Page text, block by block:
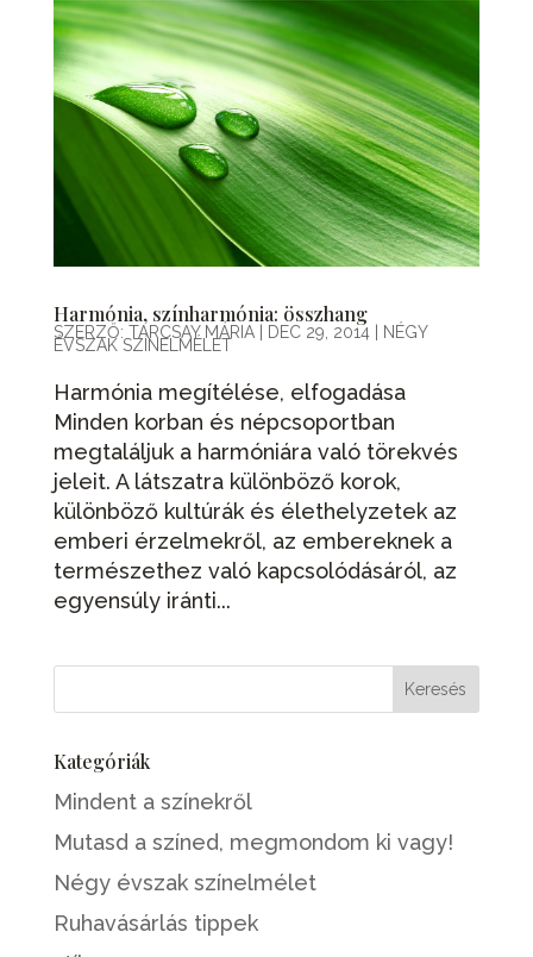
Harmónia, színharmónia: összhang
SZERZŐ: TARCSAY MÁRIA| DEC 29, 2014| NÉGY
ÉVSZAK SZÍNELMÉLET
Harmónia megítélése, elfogadása
Minden korban és népcsoportban
megtaláljuk a harmóniára való törekvés
jeleit. A látszatra különböző korok,
különböző kultúrák és élethelyzetek az
emberi érzelmekről, az embereknek a
természethez való kapcsolódásáról, az
egyensúly iránti...
Kategóriák
Mindent a színekről
Mutasd a színed, megmondom ki vagy!
Négy évszak színelmélet
Ruhavásárlás tippek